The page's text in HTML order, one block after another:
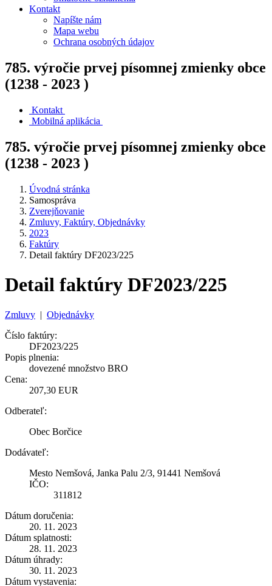
Kontakt
Napíšte nám
Mapa webu
Ochrana osobných údajov
785. výročie prvej písomnej zmienky obce
(1238 - 2023 )
Kontakt
Mobilná aplikácia
785. výročie prvej písomnej zmienky obce
(1238 - 2023 )
Úvodná stránka
Samospráva
Zverejňovanie
Zmluvy, Faktúry, Objednávky
2023
Faktúry
Detail faktúry DF2023/225
Detail faktúry DF2023/225
Zmluvy | Objednávky
Číslo faktúry:
DF2023/225
Popis plnenia:
dovezené množstvo BRO
Cena:
207,30 EUR
Odberateľ:
Obec Borčice
Dodávateľ:
Mesto Nemšová, Janka Palu 2/3, 91441 Nemšová
IČO:
311812
Dátum doručenia:
20. 11. 2023
Dátum splatnosti:
28. 11. 2023
Dátum úhrady:
30. 11. 2023
Dátum vystavenia: